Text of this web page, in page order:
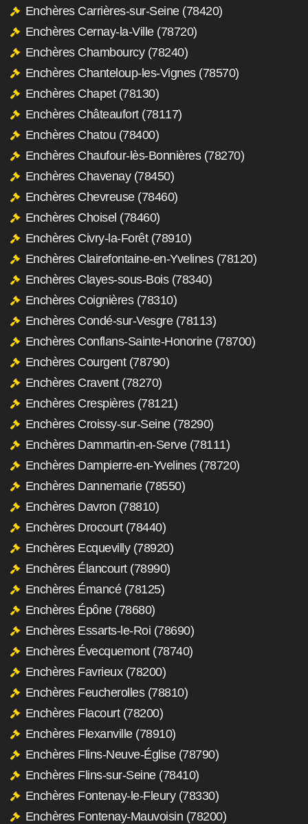
Enchères Carrières-sur-Seine (78420)
Enchères Cernay-la-Ville (78720)
Enchères Chambourcy (78240)
Enchères Chanteloup-les-Vignes (78570)
Enchères Chapet (78130)
Enchères Châteaufort (78117)
Enchères Chatou (78400)
Enchères Chaufour-lès-Bonnières (78270)
Enchères Chavenay (78450)
Enchères Chevreuse (78460)
Enchères Choisel (78460)
Enchères Civry-la-Forêt (78910)
Enchères Clairefontaine-en-Yvelines (78120)
Enchères Clayes-sous-Bois (78340)
Enchères Coignières (78310)
Enchères Condé-sur-Vesgre (78113)
Enchères Conflans-Sainte-Honorine (78700)
Enchères Courgent (78790)
Enchères Cravent (78270)
Enchères Crespières (78121)
Enchères Croissy-sur-Seine (78290)
Enchères Dammartin-en-Serve (78111)
Enchères Dampierre-en-Yvelines (78720)
Enchères Dannemarie (78550)
Enchères Davron (78810)
Enchères Drocourt (78440)
Enchères Ecquevilly (78920)
Enchères Élancourt (78990)
Enchères Émancé (78125)
Enchères Épône (78680)
Enchères Essarts-le-Roi (78690)
Enchères Évecquemont (78740)
Enchères Favrieux (78200)
Enchères Feucherolles (78810)
Enchères Flacourt (78200)
Enchères Flexanville (78910)
Enchères Flins-Neuve-Église (78790)
Enchères Flins-sur-Seine (78410)
Enchères Fontenay-le-Fleury (78330)
Enchères Fontenay-Mauvoisin (78200)